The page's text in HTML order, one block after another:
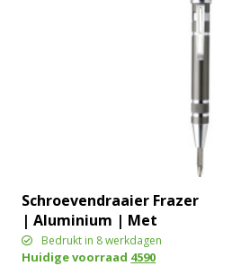
Schroevendraaier Frazer
| Aluminium | Met
lampje
Bedrukt in 8 werkdagen
Huidige voorraad 4590